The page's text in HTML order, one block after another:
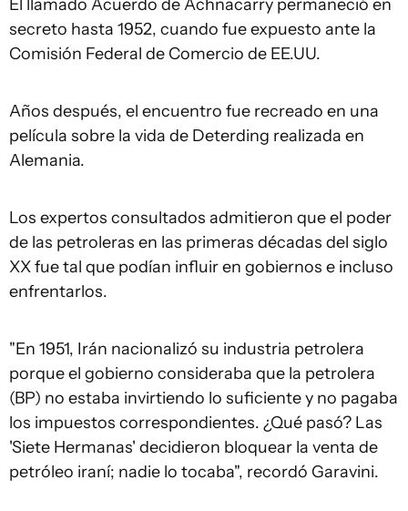
El llamado Acuerdo de Achnacarry permaneció en
secreto hasta 1952, cuando fue expuesto ante la
Comisión Federal de Comercio de EE.UU.
Años después, el encuentro fue recreado en una
película sobre la vida de Deterding realizada en
Alemania.
Los expertos consultados admitieron que el poder
de las petroleras en las primeras décadas del siglo
XX fue tal que podían influir en gobiernos e incluso
enfrentarlos.
"En 1951, Irán nacionalizó su industria petrolera
porque el gobierno consideraba que la petrolera
(BP) no estaba invirtiendo lo suficiente y no pagaba
los impuestos correspondientes. ¿Qué pasó? Las
'Siete Hermanas' decidieron bloquear la venta de
petróleo iraní; nadie lo tocaba", recordó Garavini.